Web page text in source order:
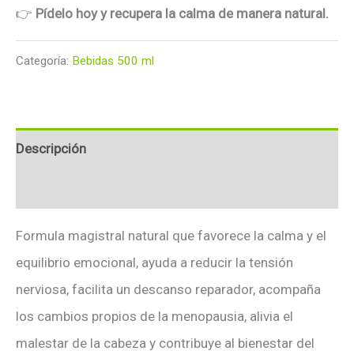
👉 Pídelo hoy y recupera la calma de manera natural.
Categoría: Bebidas 500 ml
Descripción
Formula magistral natural que favorece la calma y el
equilibrio emocional, ayuda a reducir la tensión
nerviosa, facilita un descanso reparador, acompaña
los cambios propios de la menopausia, alivia el
malestar de la cabeza y contribuye al bienestar del